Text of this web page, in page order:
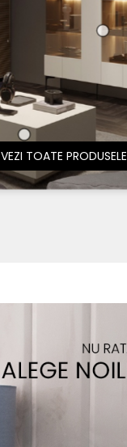
VEZI TOATE PRODUSELE